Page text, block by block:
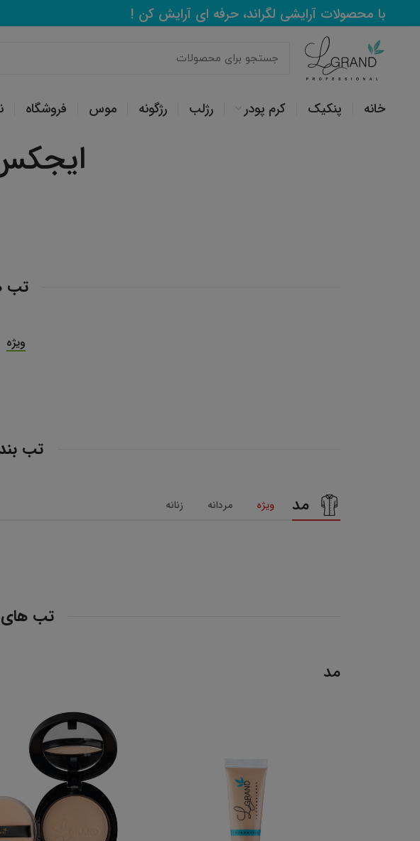
با محصولات آرایشی لگراند، حرفه ای آرایش کن !
خانه پنکیک کرم پودر رژلب رژگونه موس فروشگاه
تب
ویژه
تب
مد ویژه مردانه زنانه
تب های
مد